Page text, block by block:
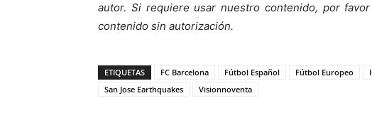
autor. Si requiere usar nuestro contenido, por
contenido sin autorización.
ETIQUETAS FC Barcelona Fútbol Español Fútbol Europeo
San Jose Earthquakes
Visionnoventa